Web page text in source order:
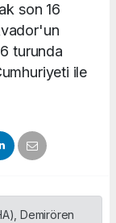
son 16
turunda
ile
Demirören